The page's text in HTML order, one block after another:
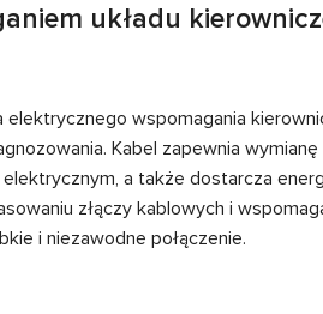
układu
elektrycznego wspomagania
Kabel zapewnia wymianę
a także dostarcza
złączy kablowych i
i niezawodne połączenie.